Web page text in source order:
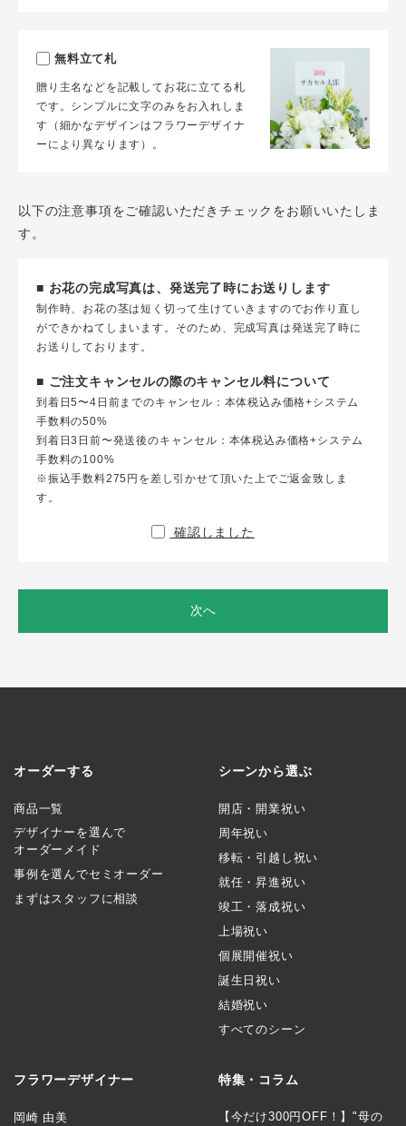
無料立て札
贈り主名などを記載してお花に立てる札
です。シンプルに文字のみをお入れしま
す（細かなデザインはフラワーデザイナ
ーにより異なります）。
以下の注意事項をご確認いただきチェックをお願いいたしま
す。
■ お花の完成写真は、発送完了時にお送りします
制作時、お花の茎は短く切って生けていきますのでお作り直し
ができかねてしまいます。そのため、完成写真は発送完了時に
お送りしております。
■ ご注文キャンセルの際のキャンセル料について
到着日5〜4日前までのキャンセル：本体税込み価格+システム
手数料の50%
到着日3日前〜発送後のキャンセル：本体税込み価格+システム
手数料の100%
※振込手数料275円を差し引かせて頂いた上でご返金致しま
す。
確認しました
次へ
オーダーする
商品一覧
デザイナーを選んで
オーダーメイド
事例を選んでセミオーダー
まずはスタッフに相談
シーンから選ぶ
開店・開業祝い
周年祝い
移転・引越し祝い
就任・昇進祝い
竣工・落成祝い
上場祝い
個展開催祝い
誕生日祝い
結婚祝い
すべてのシーン
フラワーデザイナー
岡崎 由美
特集・コラム
【今だけ300円OFF！】"母の